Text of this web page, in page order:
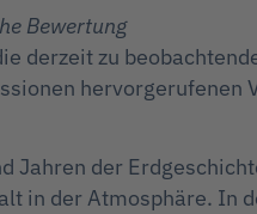
Bewertung
derzeit zu
hervorgerufenen
Jahren der
in der Atmosphäre. In